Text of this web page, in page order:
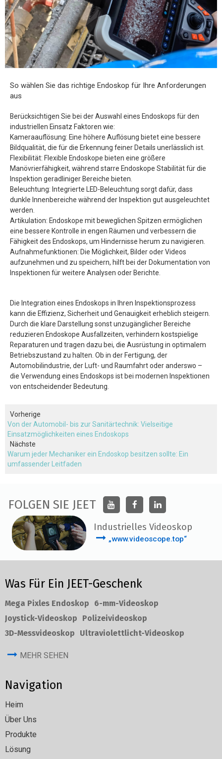
So wählen Sie das richtige Endoskop für Ihre Anforderungen
aus
Berücksichtigen Sie bei der Auswahl eines Endoskops für den
industriellen Einsatz Faktoren wie:
Kameraauflösung: Eine höhere Auflösung bietet eine bessere
Bildqualität, die für die Erkennung feiner Details unerlässlich ist.
Flexibilität: Flexible Endoskope bieten eine größere
Manövrierfähigkeit, während starre Endoskope Stabilität für die
Inspektion geradliniger Bereiche bieten.
Beleuchtung: Integrierte LED-Beleuchtung sorgt dafür, dass
dunkle Innenbereiche während der Inspektion gut ausgeleuchtet
werden.
Artikulation: Endoskope mit beweglichen Spitzen ermöglichen
eine bessere Kontrolle in engen Räumen und verbessern die
Fähigkeit des Endoskops, um Hindernisse herum zu navigieren.
Aufnahmefunktionen: Die Möglichkeit, Bilder oder Videos
aufzunehmen und zu speichern, hilft bei der Dokumentation von
Inspektionen für weitere Analysen oder Berichte.
Die Integration eines Endoskops in Ihren Inspektionsprozess
kann die Effizienz, Sicherheit und Genauigkeit erheblich steigern.
Durch die klare Darstellung sonst unzugänglicher Bereiche
reduzieren Endoskope Ausfallzeiten, verhindern kostspielige
Reparaturen und tragen dazu bei, die Ausrüstung in optimalem
Betriebszustand zu halten. Ob in der Fertigung, der
Automobilindustrie, der Luft- und Raumfahrt oder anderswo –
die Verwendung eines Endoskops ist bei modernen Inspektionen
von entscheidender Bedeutung.
Vorherige
Von der Automobil- bis zur Sanitärtechnik: Vielseitige
Einsatzmöglichkeiten eines Endoskops
Nächste
Warum jeder Mechaniker ein Endoskop besitzen sollte: Ein
umfassender Leitfaden
FOLGEN SIE JEET
Industrielles Videoskop
„www.videoscope.top“
Was Für Ein JEET-Geschenk
Mega Pixles Endoskop
6-mm-Videoskop
Joystick-Videoskop
Polizeivideoskop
3D-Messvideoskop
Ultraviolettlicht-Videoskop
MEHR SEHEN
Navigation
Heim
Über Uns
Produkte
Lösung